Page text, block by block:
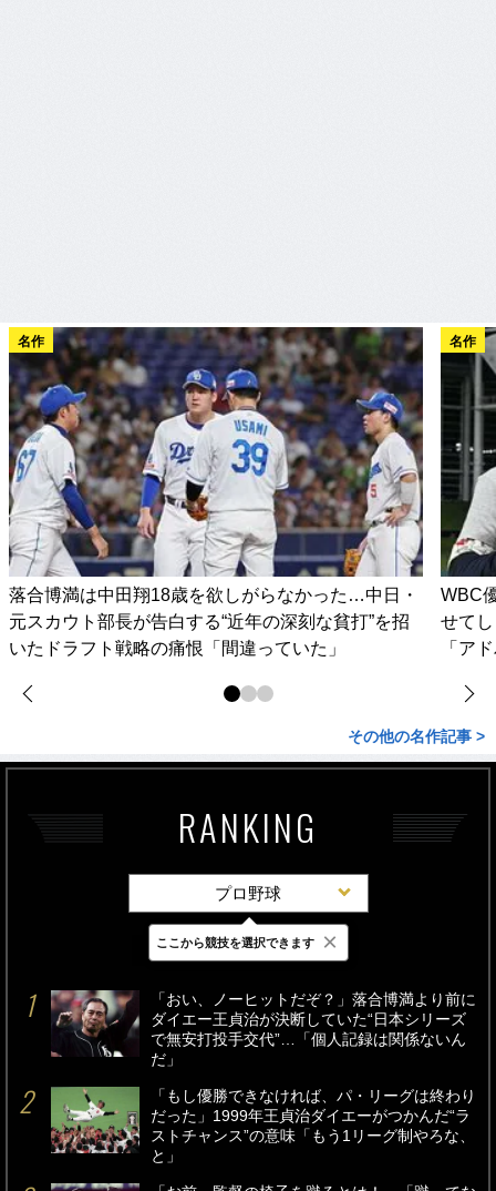
名作
落合博満は中田翔18歳を欲しがらなかった…中日・
元スカウト部長が告白する“近年の深刻な貧打”を招
いたドラフト戦略の痛恨「間違っていた」
名作
WBC
せて
「ア
その他の名作記事 >
RANKING
プロ野球
最新 24時間 週間
「おい、ノーヒットだぞ？」落合博満より前に
ダイエー王貞治が決断していた“日本シリーズ
で無安打投手交代”…「個人記録は関係ないん
だ」
「もし優勝できなければ、パ・リーグは終わり
だった」1999年王貞治ダイエーがつかんだ“ラ
ストチャンス”の意味「もう1リーグ制やろな、
と」
ここから競技を選択できます ×